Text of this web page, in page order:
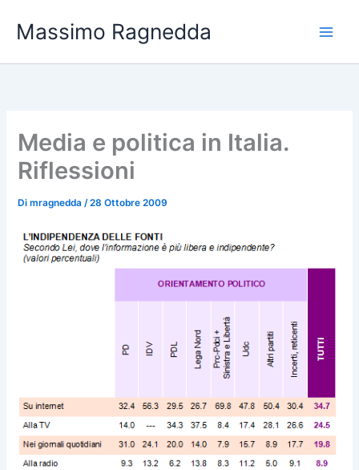
Massimo Ragnedda
Media e politica in Italia.
Riflessioni
Dimragnedda/28 Ottobre 2009